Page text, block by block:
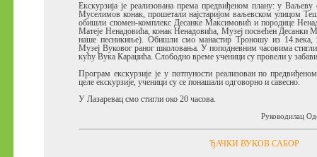
Екскурзија је реализована према предвиђеном плану:у Ваљеву
Муселимов конак, прошетали најстаријом ваљевском улицом
обишли спомен-комплекс Десанке Максимовић и породице
Матеје Ненадовића, конак Ненадовића, Музеј посвећен Десанки
наше песникиње). Обишли смо манастир Троношу из 14.века,
Музеј Вуковог раног школовања. У поподневним часовима
кућу Вука Караџића. Слободно време ученици су провели у
Програм екскурзије је у потпуности реализован по
целе екскурзије, ученици су се понашали одговорно и савесно.
У Лазаревац смо стигли око 20 часова.
Руководилац
ЂАЧКИ ВУКОВ САБОР